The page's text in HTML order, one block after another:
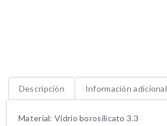
Descripción Información adicional
Material: Vidrio borosilicato 3.3